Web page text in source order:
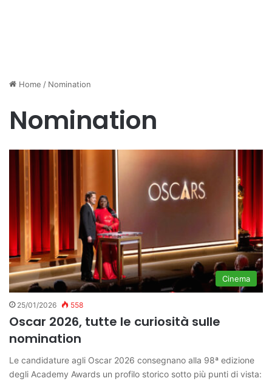
Home / Nomination
Nomination
Cinema
25/01/2026 558
Oscar 2026, tutte le curiosità sulle
nomination
Le candidature agli Oscar 2026 consegnano alla 98ª edizione
degli Academy Awards un profilo storico sotto più punti di vista: